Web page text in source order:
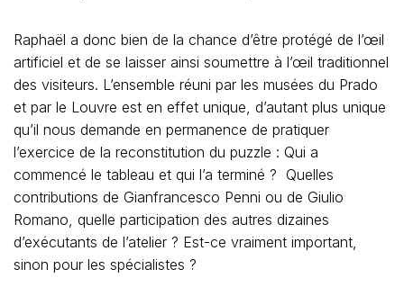
Raphaël a donc bien de la chance d’être protégé de l’œil
artificiel et de se laisser ainsi soumettre à l’œil traditionnel
des visiteurs. L’ensemble réuni par les musées du Prado
et par le Louvre est en effet unique, d’autant plus unique
qu’il nous demande en permanence de pratiquer
l’exercice de la reconstitution du puzzle : Qui a
commencé le tableau et qui l’a terminé ? Quelles
contributions de Gianfrancesco Penni ou de Giulio
Romano, quelle participation des autres dizaines
d’exécutants de l’atelier ? Est-ce vraiment important,
sinon pour les spécialistes ?